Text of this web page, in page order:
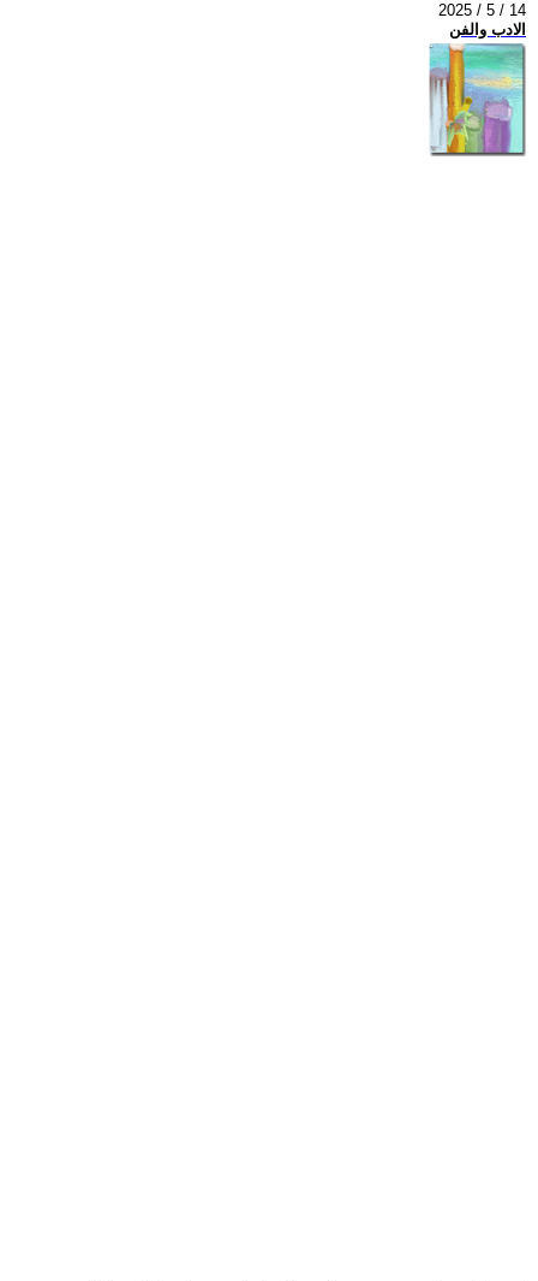
2025 / 5 / 14
الادب والفن